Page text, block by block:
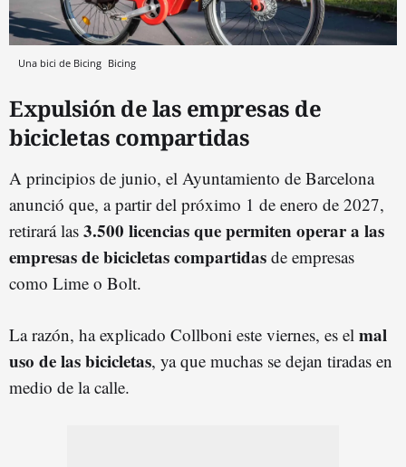
Una bici de Bicing Bicing
Expulsión de las empresas de
bicicletas compartidas
A principios de junio, el Ayuntamiento de Barcelona
anunció que, a partir del próximo 1 de enero de 2027,
retirará las 3.500 licencias que permiten operar a las
empresas de bicicletas compartidas de empresas
como Lime o Bolt.
La razón, ha explicado Collboni este viernes, es el mal
uso de las bicicletas, ya que muchas se dejan tiradas en
medio de la calle.